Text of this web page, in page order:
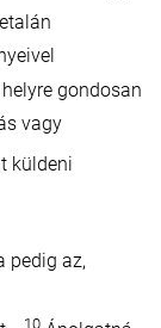
gondosan
vagy
küldeni
pedig az,
10